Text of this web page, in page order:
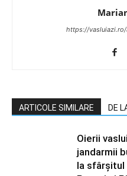
https://
ARTICOLE SIMILARE DE
Oierii
jandarmii
la